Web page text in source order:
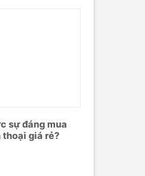
sự đáng mua
giá rẻ?